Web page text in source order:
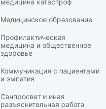
медицина катастроф
Медицинское образование
Профилактическая
медицина и общественное
здоровье
Коммуникация с пациентами
и эмпатия
Санпросвет и иная
разъяснительная работа